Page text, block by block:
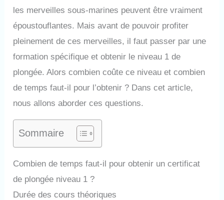
les merveilles sous-marines peuvent être vraiment
époustouflantes. Mais avant de pouvoir profiter
pleinement de ces merveilles, il faut passer par une
formation spécifique et obtenir le niveau 1 de
plongée. Alors combien coûte ce niveau et combien
de temps faut-il pour l’obtenir ? Dans cet article,
nous allons aborder ces questions.
Sommaire
Combien de temps faut-il pour obtenir un certificat
de plongée niveau 1 ?
Durée des cours théoriques